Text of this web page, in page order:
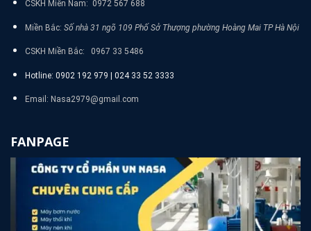
CSKH Miền Nam: 0972 567 688
Miền Bắc: Số nhà 31 ngõ 109 Phố Sở Thượng phường Hoàng Mai TP Hà Nội
CSKH Miền Bắc: 0967 33 5486
Hotline: 0902 192 979 | 024 33 52 3333
Email: Nasa2979@gmail.com
FANPAGE